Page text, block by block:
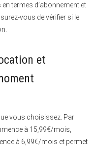
termes d’abonnement et
vous de vérifier si le
et
vous choisissez. Par
à 15,99€/mois,
à 6,99€/mois et permet